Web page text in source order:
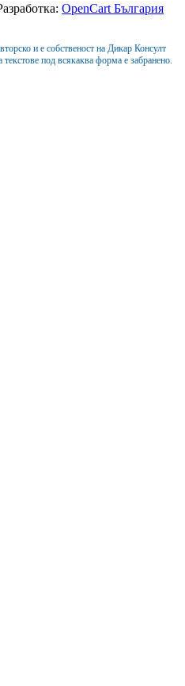
OpenCart България
и е собственост на Дикар Консулт
под всякаква форма е забранено.